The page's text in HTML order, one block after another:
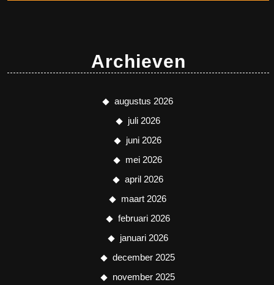
Archieven
augustus 2026
juli 2026
juni 2026
mei 2026
april 2026
maart 2026
februari 2026
januari 2026
december 2025
november 2025